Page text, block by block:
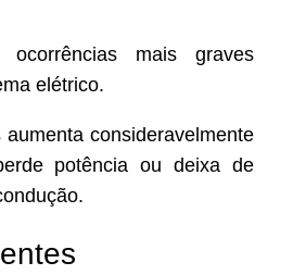
mais graves
elétrico.
consideravelmente
potência ou deixa de